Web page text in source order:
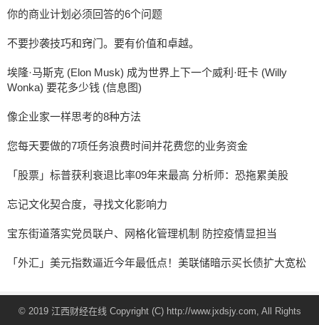
你的商业计划必须回答的6个问题
不要抄袭技巧和窍门。要有价值和卓越。
埃隆·马斯克 (Elon Musk) 成为世界上下一个威利·旺卡 (Willy
Wonka) 要花多少钱 (信息图)
像企业家一样思考的8种方法
您每天要做的7项任务浪费时间并花费您的业务资金
「股票」标普获利衰退比率09年来最高 分析师：恐拖累美股
忘记文化契合度，寻找文化影响力
宝东街道落实党员联户、网格化管理机制 防控疫情显担当
「外汇」美元指数逼近今年最低点！美联储暗示买长债扩大宽松
© 2019 江西财经在线 Copyright (C) http://www.jxdsjy.com, All Rights